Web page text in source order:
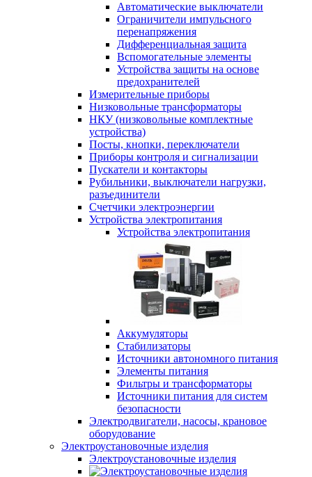
Автоматические выключатели
Ограничители импульсного
перенапряжения
Дифференциальная защита
Вспомогательные элементы
Устройства защиты на основе
предохранителей
Измерительные приборы
Низковольные трансформаторы
НКУ (низковольные комплектные
устройства)
Посты, кнопки, переключатели
Приборы контроля и сигнализации
Пускатели и контакторы
Рубильники, выключатели нагрузки,
разъединители
Счетчики электроэнергии
Устройства электропитания
Устройства электропитания
Аккумуляторы
Стабилизаторы
Источники автономного питания
Элементы питания
Фильтры и трансформаторы
Источники питания для систем
безопасности
Электродвигатели, насосы, крановое
оборудование
Электроустановочные изделия
Электроустановочные изделия